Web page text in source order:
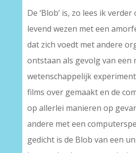
De ‘Blob’ is, zo lees ik
levend wezen met een
dat zich voedt met andere
ontstaan als gevolg van een
wetenschappelijk
films over gemaakt en de
op allerlei manieren op
andere met een
gedicht is de Blob van een